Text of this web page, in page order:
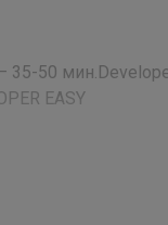
50 мин.Developer
EASY